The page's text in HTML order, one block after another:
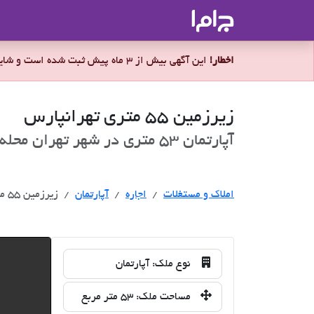
اخطار! این آگهی بیش از 3 ماه پیش ثبت شده است و شاید ملک برای اجاره موجود نباشد.
زیرزمین ۵۵ متری تهرانپارس
آپارتمان 53 متری در شهر تهران محله مرزداران برای اجاره
املاک و مستغلات اجاره اجاره
آپارتمان زیرزمین ۵۵ متری تهرانپارس
نوع ملک: آپارتمان
مساحت ملک: 53 متر مربع